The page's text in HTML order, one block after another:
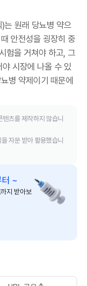
)는 원래 당뇨병 약으
안전성을 굉장히 중
험을 거쳐야 하고, 그
시장에 나올 수 있
병 약제이기 때문에
츠를 제작하지 않습니
자문 받아 활용했습니
~
지 받아보